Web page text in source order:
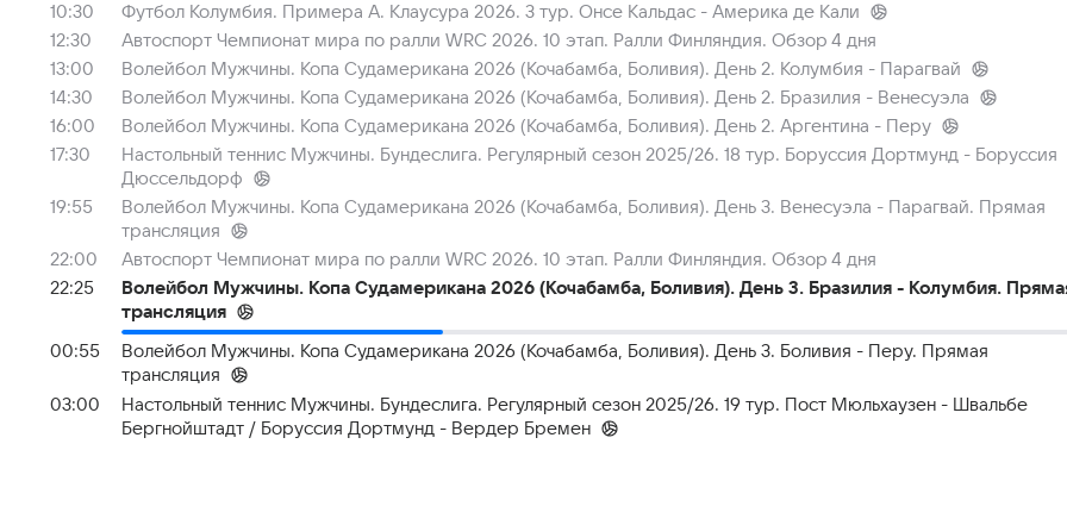
10:30
Футбол Колумбия. Примера А. Клаусура 2026. 3 тур. Онсе Кальдас - Америка де Кали
12:30
Автоспорт Чемпионат мира по ралли WRC 2026. 10 этап. Ралли Финляндия. Обзор 4 дня
13:00
Волейбол Мужчины. Копа Судамерикана 2026 (Кочабамба, Боливия). День 2. Колумбия - Парагвай
14:30
Волейбол Мужчины. Копа Судамерикана 2026 (Кочабамба, Боливия). День 2. Бразилия - Венесуэла
16:00
Волейбол Мужчины. Копа Судамерикана 2026 (Кочабамба, Боливия). День 2. Аргентина - Перу
17:30
Настольный теннис Мужчины. Бундеслига. Регулярный сезон 2025/26. 18 тур. Боруссия Дортмунд - Боруссия
Дюссельдорф
19:55
Волейбол Мужчины. Копа Судамерикана 2026 (Кочабамба, Боливия). День 3. Венесуэла - Парагвай. Прямая
трансляция
22:00
Автоспорт Чемпионат мира по ралли WRC 2026. 10 этап. Ралли Финляндия. Обзор 4 дня
22:25
Волейбол Мужчины. Копа Судамерикана 2026 (Кочабамба, Боливия). День 3. Бразилия - Колумбия.
трансляция
00:55
Волейбол Мужчины. Копа Судамерикана 2026 (Кочабамба, Боливия). День 3. Боливия - Перу. Прямая
трансляция
03:00
Настольный теннис Мужчины. Бундеслига. Регулярный сезон 2025/26. 19 тур. Пост Мюльхаузен - Швальбе
Бергнойштадт / Боруссия Дортмунд - Вердер Бремен